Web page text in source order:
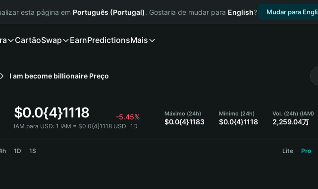
esta página em Português (Portugal). Gostaria de mudar para English? Mudar para
CartãoSwap EarnPredictionsMais
I am become billionaire Preço
$0.0{4}1118 -5.45%
IAM para USD: 1 IAM = $0.0{4}1118 USD 1D
Máximo (24h)
$0.0{4}1183
Mínimo (24h)
$0.0{4}1118
Vol. (24h) (IAM)
2,259.04万
1D 1S Lite Pro